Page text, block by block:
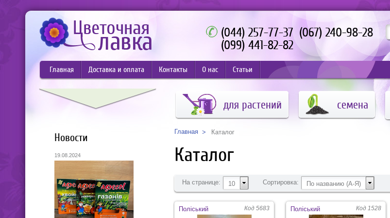
(044) 257-77-37 (067) 240-98-28
(099) 441-82-82
Главная Доставка и оплата Контакты О нас Статьи
Новости
19.08.2024
для растений семена
Главная Каталог
Каталог
На странице: 10 Сортировка: По названию (А-Я)
Поліський Код 5683 Поліський Код 1528